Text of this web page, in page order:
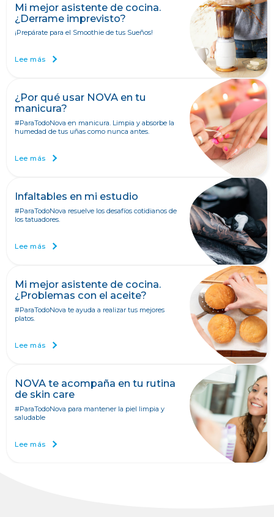
Mi mejor asistente de cocina.
¿Derrame imprevisto?
¡Prepárate para el Smoothie de tus Sueños!
Lee más
¿Por qué usar NOVA en tu
manicura?
#ParaTodoNova en manicura. Limpia y absorbe la
humedad de tus uñas como nunca antes.
Lee más
Infaltables en mi estudio
#ParaTodoNova resuelve los desafíos cotidianos de
los tatuadores.
Lee más
Mi mejor asistente de cocina.
¿Problemas con el aceite?
#ParaTodoNova te ayuda a realizar tus mejores
platos.
Lee más
NOVA te acompaña en tu rutina
de skin care
#ParaTodoNova para mantener la piel limpia y
saludable
Lee más